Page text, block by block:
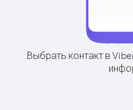
Выбрать контакт в